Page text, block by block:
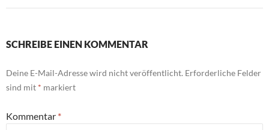
SCHREIBE EINEN KOMMENTAR
Deine E-Mail-Adresse wird nicht veröffentlicht. Erforderliche Felder
sind mit * markiert
Kommentar *